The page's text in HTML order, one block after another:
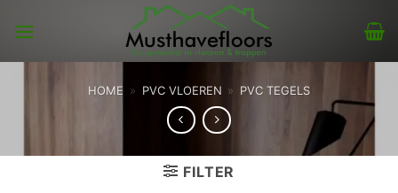
HOME » PVC VLOEREN » PVC TEGELS
FILTER